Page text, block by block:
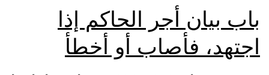
عن
منع
وهات،
باب بيان أجر الحاكم إذا
اجتهد، فأصاب أو أخطأ